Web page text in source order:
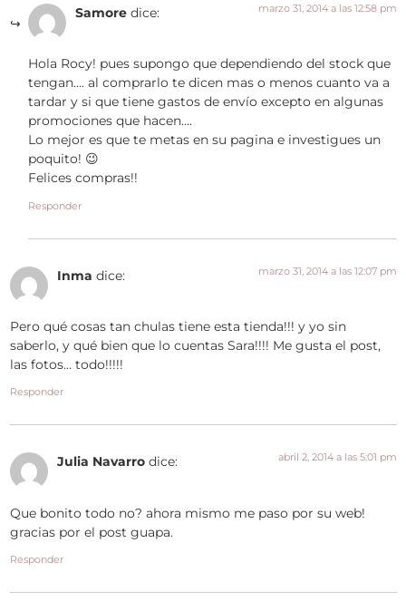
Samore dice: marzo 31, 2014 a las 12:58 pm
Hola Rocy! pues supongo que dependiendo del stock que
tengan…. al comprarlo te dicen mas o menos cuanto va a
tardar y si que tiene gastos de envío excepto en algunas
promociones que hacen….
Lo mejor es que te metas en su pagina e investigues un
poquito! 😉
Felices compras!!
Responder
Inma dice: marzo 31, 2014 a las 12:07 pm
Pero qué cosas tan chulas tiene esta tienda!!! y yo sin
saberlo, y qué bien que lo cuentas Sara!!!! Me gusta el post,
las fotos… todo!!!!!
Responder
Julia Navarro dice: abril 2, 2014 a las 5:01 pm
Que bonito todo no? ahora mismo me paso por su web!
gracias por el post guapa.
Responder